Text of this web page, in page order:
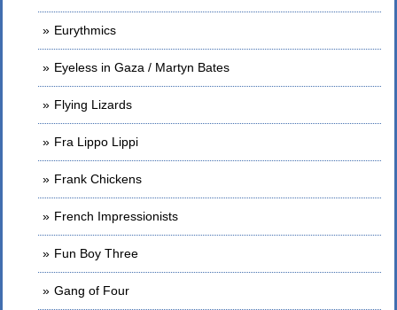
Eurythmics
Eyeless in Gaza / Martyn Bates
Flying Lizards
Fra Lippo Lippi
Frank Chickens
French Impressionists
Fun Boy Three
Gang of Four